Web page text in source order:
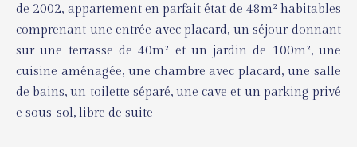
de 2002, appartement en parfait état de 48m² habitables
comprenant une entrée avec placard, un séjour donnant
sur une terrasse de 40m² et un jardin de 100m², une
cuisine aménagée, une chambre avec placard, une salle
de bains, un toilette séparé, une cave et un parking privé
e sous-sol, libre de suite